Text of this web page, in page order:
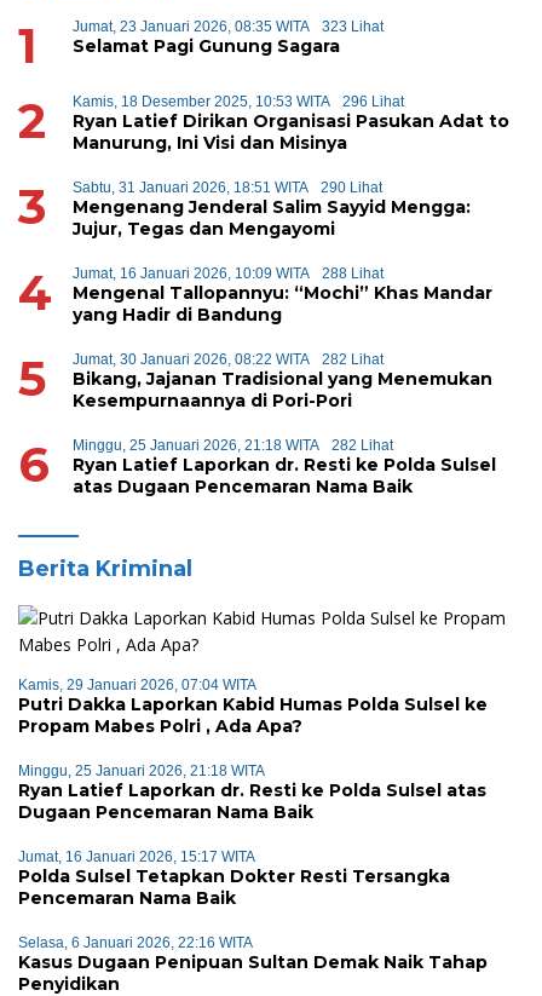
1 Jumat, 23 Januari 2026, 08:35 WITA 323 Lihat
Selamat Pagi Gunung Sagara
2 Kamis, 18 Desember 2025, 10:53 WITA 296 Lihat
Ryan Latief Dirikan Organisasi Pasukan Adat to
Manurung, Ini Visi dan Misinya
3 Sabtu, 31 Januari 2026, 18:51 WITA 290 Lihat
Mengenang Jenderal Salim Sayyid Mengga:
Jujur, Tegas dan Mengayomi
4 Jumat, 16 Januari 2026, 10:09 WITA 288 Lihat
Mengenal Tallopannyu: “Mochi” Khas Mandar
yang Hadir di Bandung
5 Jumat, 30 Januari 2026, 08:22 WITA 282 Lihat
Bikang, Jajanan Tradisional yang Menemukan
Kesempurnaannya di Pori-Pori
6 Minggu, 25 Januari 2026, 21:18 WITA 282 Lihat
Ryan Latief Laporkan dr. Resti ke Polda Sulsel
atas Dugaan Pencemaran Nama Baik
Berita Kriminal
Kamis, 29 Januari 2026, 07:04 WITA
Putri Dakka Laporkan Kabid Humas Polda Sulsel ke
Propam Mabes Polri , Ada Apa?
Minggu, 25 Januari 2026, 21:18 WITA
Ryan Latief Laporkan dr. Resti ke Polda Sulsel atas
Dugaan Pencemaran Nama Baik
Jumat, 16 Januari 2026, 15:17 WITA
Polda Sulsel Tetapkan Dokter Resti Tersangka
Pencemaran Nama Baik
Selasa, 6 Januari 2026, 22:16 WITA
Kasus Dugaan Penipuan Sultan Demak Naik Tahap
Penyidikan